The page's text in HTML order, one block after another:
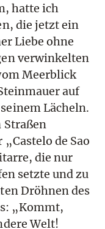
hatte ich
die jetzt ein
Liebe ohne
verwinkelten
Meerblick
auf
Lächeln.
Straßen
de Sao
die nur
setzte und zu
Dröhnen des
„Kommt,
Welt!